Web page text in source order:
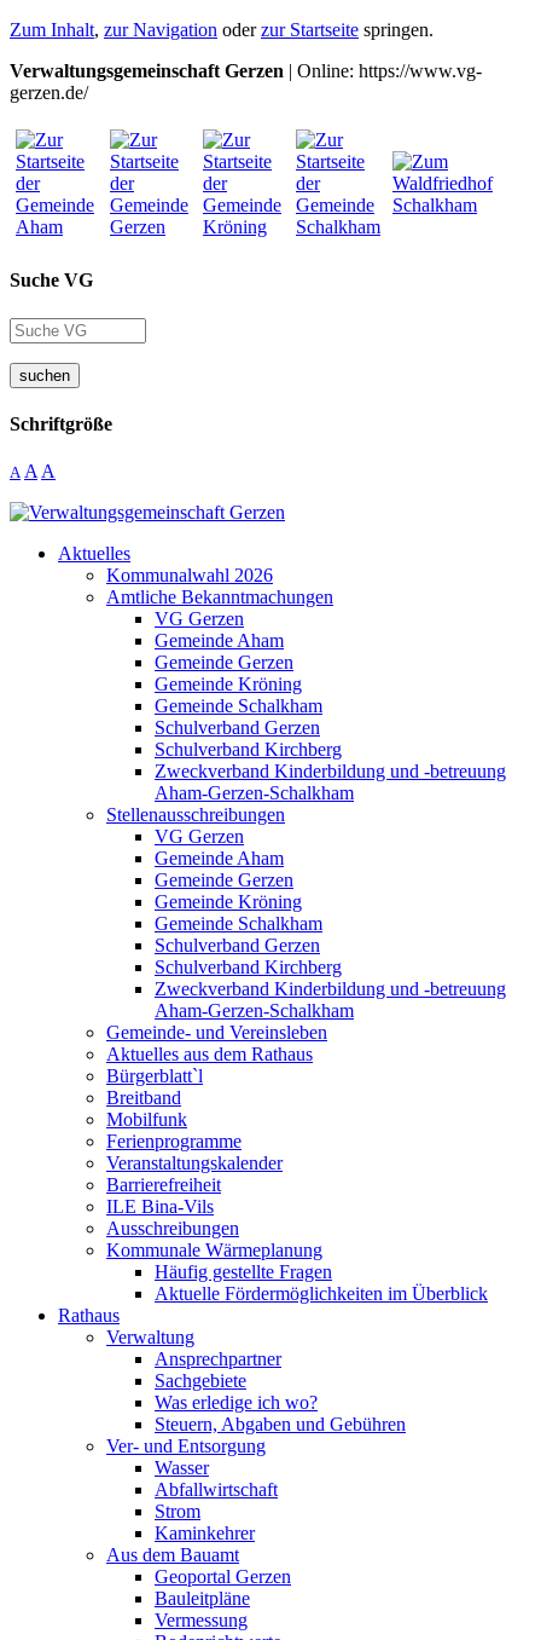
Zum Inhalt, zur Navigation oderzur Startseite springen.
Verwaltungsgemeinschaft Gerzen | Online: https://www.vg-
gerzen.de/
Suche VG
suchen
Schriftgröße
A A A
Aktuelles
Kommunalwahl 2026
Amtliche Bekanntmachungen
VG Gerzen
Gemeinde Aham
Gemeinde Gerzen
Gemeinde Kröning
Gemeinde Schalkham
Schulverband Gerzen
Schulverband Kirchberg
Zweckverband Kinderbildung und -betreuung
Aham-Gerzen-Schalkham
Stellenausschreibungen
VG Gerzen
Gemeinde Aham
Gemeinde Gerzen
Gemeinde Kröning
Gemeinde Schalkham
Schulverband Gerzen
Schulverband Kirchberg
Zweckverband Kinderbildung und -betreuung
Aham-Gerzen-Schalkham
Gemeinde- und Vereinsleben
Aktuelles aus dem Rathaus
Bürgerblatt`l
Breitband
Mobilfunk
Ferienprogramme
Veranstaltungskalender
Barrierefreiheit
ILE Bina-Vils
Ausschreibungen
Kommunale Wärmeplanung
Häufig gestellte Fragen
Aktuelle Fördermöglichkeiten im Überblick
Rathaus
Verwaltung
Ansprechpartner
Sachgebiete
Was erledige ich wo?
Steuern, Abgaben und Gebühren
Ver- und Entsorgung
Wasser
Abfallwirtschaft
Strom
Kaminkehrer
Aus dem Bauamt
Geoportal Gerzen
Bauleitpläne
Vermessung